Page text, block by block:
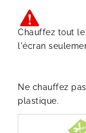
Chauffez tout
l'écran
Ne chauffez
plastique.